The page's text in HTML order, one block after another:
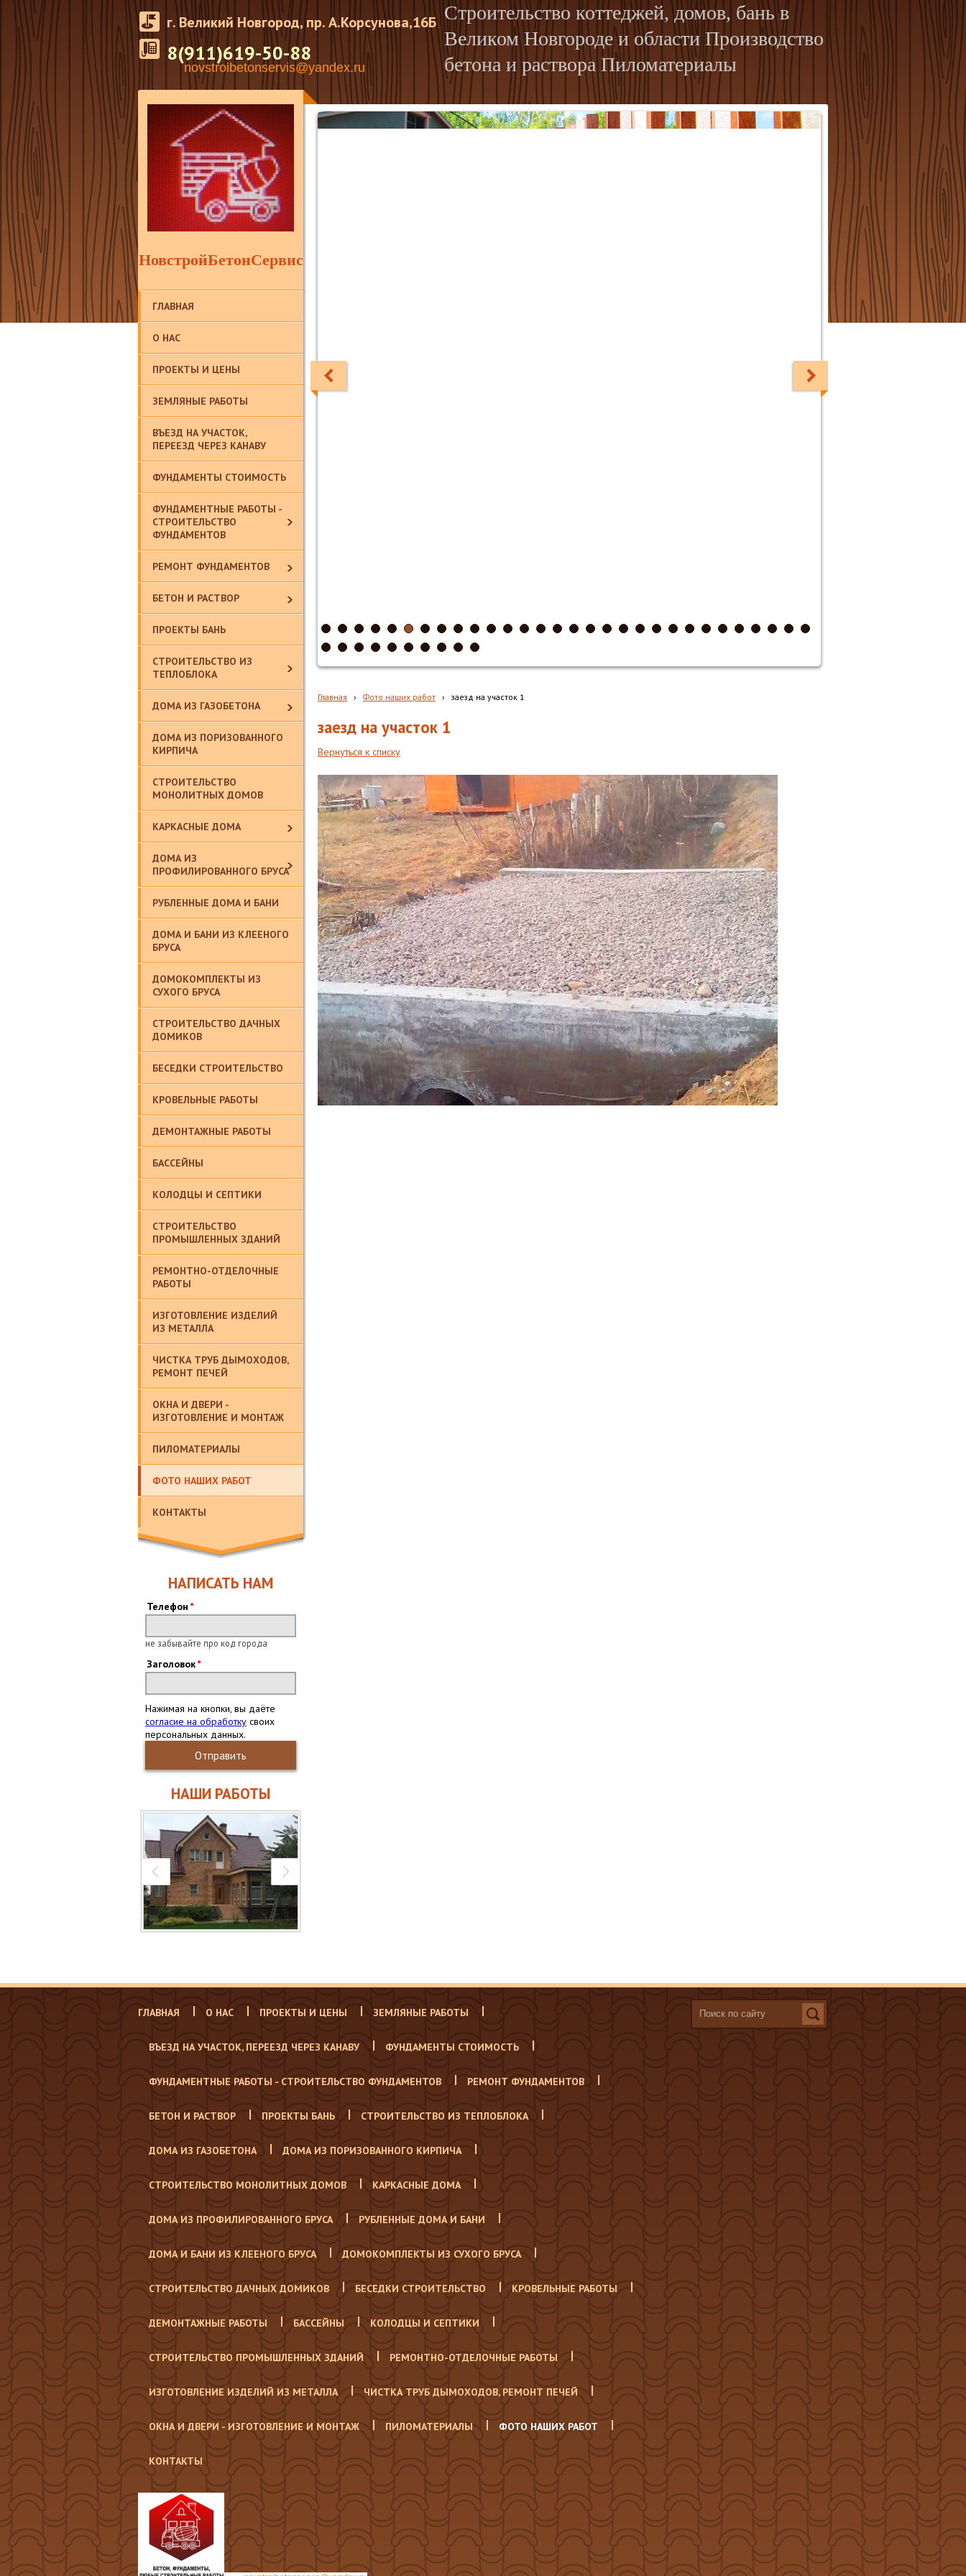
г. Великий Новгород, пр. А.Корсунова,16Б
8(911)619-50-88
Строительство коттеджей, домов, бань в
Великом Новгороде и области Производство
бетона и раствора Пиломатериалы
novstroibetonservis@yandex.ru
НовстройБетонСервис
ГЛАВНАЯ
О НАС
ПРОЕКТЫ И ЦЕНЫ
ЗЕМЛЯНЫЕ РАБОТЫ
ВЪЕЗД НА УЧАСТОК,
ПЕРЕЕЗД ЧЕРЕЗ КАНАВУ
ФУНДАМЕНТЫ СТОИМОСТЬ
ФУНДАМЕНТНЫЕ РАБОТЫ -
СТРОИТЕЛЬСТВО
ФУНДАМЕНТОВ
РЕМОНТ ФУНДАМЕНТОВ
БЕТОН И РАСТВОР
ПРОЕКТЫ БАНЬ
СТРОИТЕЛЬСТВО ИЗ
ТЕПЛОБЛОКА
ДОМА ИЗ ГАЗОБЕТОНА
ДОМА ИЗ ПОРИЗОВАННОГО
КИРПИЧА
СТРОИТЕЛЬСТВО
МОНОЛИТНЫХ ДОМОВ
КАРКАСНЫЕ ДОМА
ДОМА ИЗ
ПРОФИЛИРОВАННОГО БРУСА
РУБЛЕННЫЕ ДОМА И БАНИ
ДОМА И БАНИ ИЗ КЛЕЕНОГО
БРУСА
ДОМОКОМПЛЕКТЫ ИЗ
СУХОГО БРУСА
СТРОИТЕЛЬСТВО ДАЧНЫХ
ДОМИКОВ
БЕСЕДКИ СТРОИТЕЛЬСТВО
КРОВЕЛЬНЫЕ РАБОТЫ
ДЕМОНТАЖНЫЕ РАБОТЫ
БАССЕЙНЫ
КОЛОДЦЫ И СЕПТИКИ
СТРОИТЕЛЬСТВО
ПРОМЫШЛЕННЫХ ЗДАНИЙ
РЕМОНТНО-ОТДЕЛОЧНЫЕ
РАБОТЫ
ИЗГОТОВЛЕНИЕ ИЗДЕЛИЙ
ИЗ МЕТАЛЛА
ЧИСТКА ТРУБ ДЫМОХОДОВ,
РЕМОНТ ПЕЧЕЙ
ОКНА И ДВЕРИ -
ИЗГОТОВЛЕНИЕ И МОНТАЖ
ПИЛОМАТЕРИАЛЫ
ФОТО НАШИХ РАБОТ
КОНТАКТЫ
НАПИСАТЬ НАМ
Телефон
не забывайте про код города
Заголовок
Нажимая на кнопки, вы даёте
согласие на обработку своих
персональных данных.
Отправить
НАШИ РАБОТЫ
Главная › Фото наших работ › заезд на участок 1
заезд на участок 1
Вернуться к списку
ГЛАВНАЯ О НАС ПРОЕКТЫ И ЦЕНЫ ЗЕМЛЯНЫЕ РАБОТЫ
ВЪЕЗД НА УЧАСТОК, ПЕРЕЕЗД ЧЕРЕЗ КАНАВУ ФУНДАМЕНТЫ СТОИМОСТЬ
ФУНДАМЕНТНЫЕ РАБОТЫ - СТРОИТЕЛЬСТВО ФУНДАМЕНТОВ РЕМОНТ ФУНДАМЕНТОВ
БЕТОН И РАСТВОР ПРОЕКТЫ БАНЬ СТРОИТЕЛЬСТВО ИЗ ТЕПЛОБЛОКА
ДОМА ИЗ ГАЗОБЕТОНА ДОМА ИЗ ПОРИЗОВАННОГО КИРПИЧА
СТРОИТЕЛЬСТВО МОНОЛИТНЫХ ДОМОВ КАРКАСНЫЕ ДОМА
ДОМА ИЗ ПРОФИЛИРОВАННОГО БРУСА РУБЛЕННЫЕ ДОМА И БАНИ
ДОМА И БАНИ ИЗ КЛЕЕНОГО БРУСА ДОМОКОМПЛЕКТЫ ИЗ СУХОГО БРУСА
СТРОИТЕЛЬСТВО ДАЧНЫХ ДОМИКОВ БЕСЕДКИ СТРОИТЕЛЬСТВО КРОВЕЛЬНЫЕ РАБОТЫ
ДЕМОНТАЖНЫЕ РАБОТЫ БАССЕЙНЫ КОЛОДЦЫ И СЕПТИКИ
СТРОИТЕЛЬСТВО ПРОМЫШЛЕННЫХ ЗДАНИЙ РЕМОНТНО-ОТДЕЛОЧНЫЕ РАБОТЫ
ИЗГОТОВЛЕНИЕ ИЗДЕЛИЙ ИЗ МЕТАЛЛА ЧИСТКА ТРУБ ДЫМОХОДОВ, РЕМОНТ ПЕЧЕЙ
ОКНА И ДВЕРИ - ИЗГОТОВЛЕНИЕ И МОНТАЖ ПИЛОМАТЕРИАЛЫ ФОТО НАШИХ РАБОТ
КОНТАКТЫ